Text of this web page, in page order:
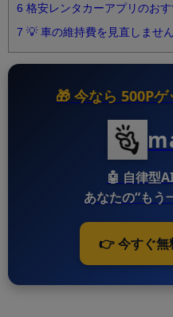
6 格安レンタカーアプリのおす
7 💡 車の維持費を見直しませ
🎁 今なら 500Pゲ
🤖 自律型
あなたの“もう
👉 今すぐ無